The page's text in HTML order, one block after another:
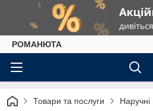
РОМАНЮТА
Товари та послуги Наручні